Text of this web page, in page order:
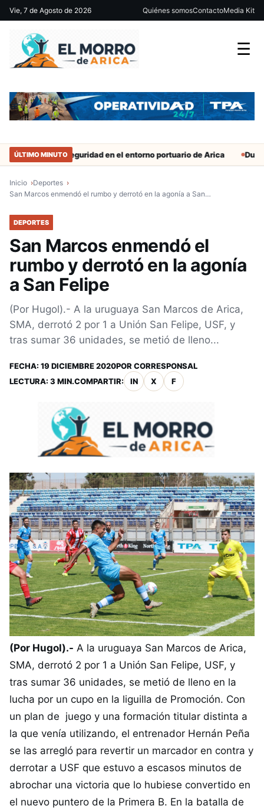
Vie, 7 de Agosto de 2026 Quiénes somosContactoMedia Kit
☰
ÚLTIMO MINUTO
seguridad en el entorno portuario de Arica Duro castigo
Inicio
Deportes
San Marcos enmendó el rumbo y derrotó en la agonía a San…
DEPORTES
San Marcos enmendó el
rumbo y derrotó en la agonía
a San Felipe
(Por Hugol).- A la uruguaya San Marcos de Arica,
SMA, derrotó 2 por 1 a Unión San Felipe, USF, y
tras sumar 36 unidades, se metió de lleno...
FECHA: 19 DICIEMBRE 2020POR CORRESPONSAL
LECTURA: 3 MIN.COMPARTIR: IN X F
(Por Hugol).- A la uruguaya San Marcos de Arica,
SMA, derrotó 2 por 1 a Unión San Felipe, USF, y
tras sumar 36 unidades, se metió de lleno en la
lucha por un cupo en la liguilla de Promoción. Con
un plan de juego y una formación titular distinta a
la que venía utilizando, el entrenador Hernán Peña
se las arregló para revertir un marcador en contra y
derrotar a USF que estuvo a escasos minutos de
abrochar una victoria que lo hubiese convertido en
el nuevo puntero de la Primera B. En la batalla de